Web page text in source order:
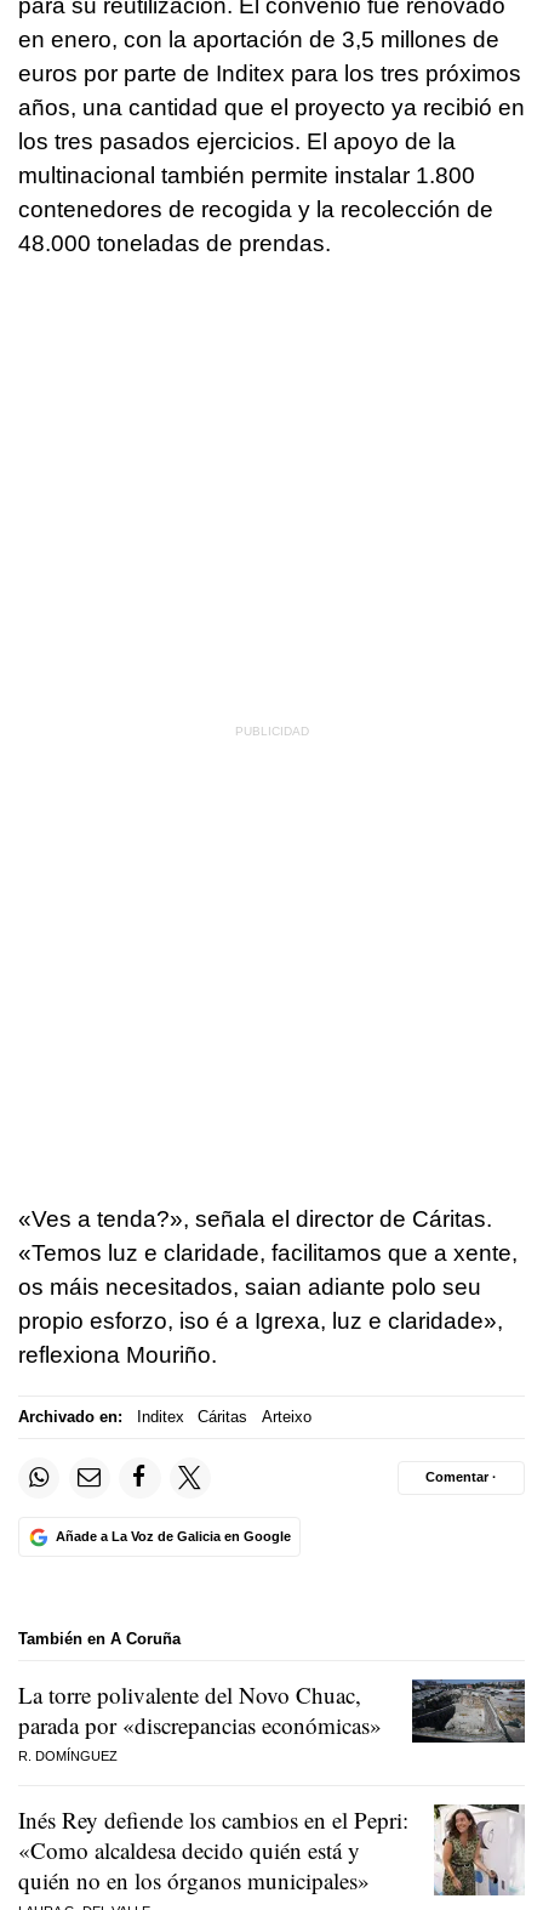
para su reutilización. El convenio fue renovado
en enero, con la aportación de 3,5 millones de
euros por parte de Inditex para los tres próximos
años, una cantidad que el proyecto ya recibió en
los tres pasados ejercicios. El apoyo de la
multinacional también permite instalar 1.800
contenedores de recogida y la recolección de
48.000 toneladas de prendas.
«Ves a tenda?», señala el director de Cáritas.
«Temos luz e claridade, facilitamos que a xente,
os máis necesitados, saian adiante polo seu
propio esforzo, iso é a Igrexa, luz e claridade»,
reflexiona Mouriño.
Archivado en: Inditex Cáritas Arteixo
Añade a La Voz de Galicia en Google
Comentar ·
También en A Coruña
La torre polivalente del Novo Chuac,
parada por «discrepancias económicas»
R. DOMÍNGUEZ
Inés Rey defiende los cambios en el Pepri:
«Como alcaldesa decido quién está y
quién no en los órganos municipales»